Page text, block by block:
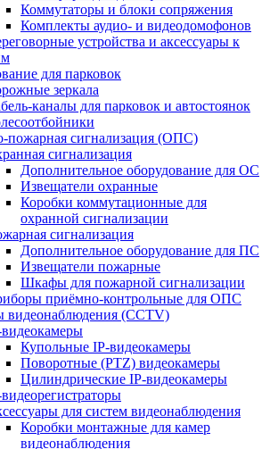
Коммутаторы и блоки сопряжения
Комплекты аудио- и видеодомофонов
устройства и аксессуары к
для парковок
зеркала
каналы для парковок и автостоянок
пожарная сигнализация (ОПС)
сигнализация
Дополнительное оборудование для ОС
Извещатели охранные
Коробки коммутационные для
охранной сигнализации
сигнализация
Дополнительное оборудование для ПС
Извещатели пожарные
Шкафы для пожарной сигнализации
приёмно-контрольные для ОПС
видеонаблюдения (CCTV)
Купольные IP-видеокамеры
Поворотные (PTZ) видеокамеры
Цилиндрические IP-видеокамеры
для систем видеонаблюдения
Коробки монтажные для камер
видеонаблюдения